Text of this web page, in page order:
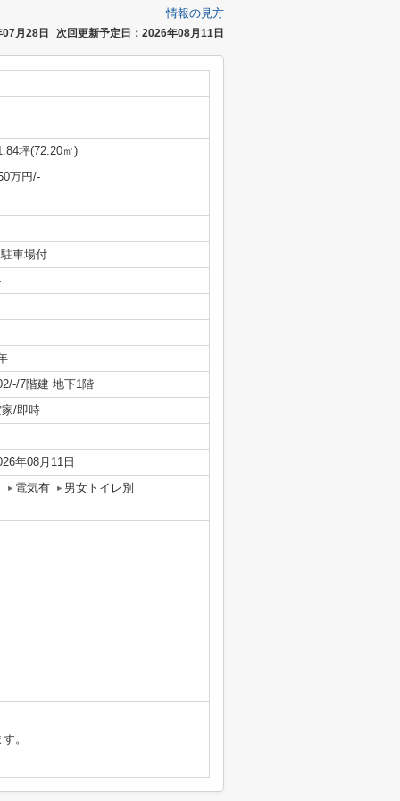
情報の見方
月28日 次回更新予定日：2026年08月11日
坪(72.20㎡)
万円/-
車場付
7階建 地下1階
/即時
年08月11日
電気有 男女トイレ別
。